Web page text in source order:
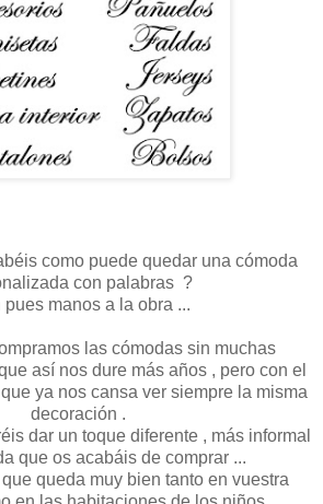
como puede quedar una cómoda
con palabras ?
pues manos a la obra ...
las cómodas sin muchas
así nos dure más años , pero con el
ya nos cansa ver siempre la misma
decoración .
dar un toque diferente , más informal
que os acabáis de comprar ...
queda muy bien tanto en vuestra